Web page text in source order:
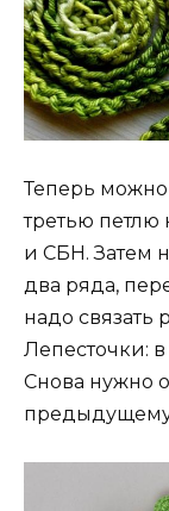
Теперь можно
третью петлю
и СБН. Затем
два ряда,
надо связать
Лепесточки:
Снова нужно